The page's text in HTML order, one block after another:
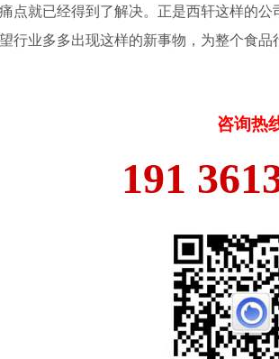
点就已经得到了解决。正是西轩这样的
行业多多出现这样的新事物，为整个食品